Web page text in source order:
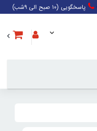
پاسخگویی (۱۰ صبح الی ۹شب)